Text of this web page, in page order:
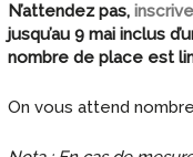
N’attendez pas,
jusqu’au 9 mai inclus
nombre de place est
On vous attend